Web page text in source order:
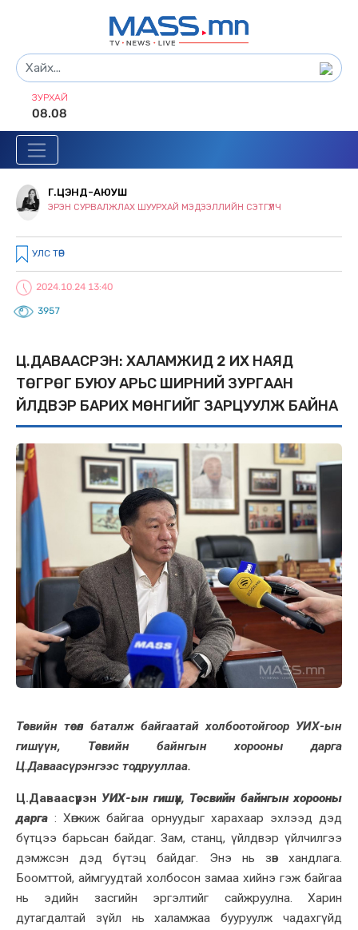
ЗУРХАЙ
08.08
Г.ЦЭНД-АЮУШ
ЭРЭН СУРВАЛЖЛАХ ШУУРХАЙ МЭДЭЭЛЛИЙН СЭТГҮҮЛЧ
УЛС ТӨР
2024.10.24 13:40
3957
Ц.ДАВААСҮРЭН: ХАЛАМЖИД 2 ИХ НАЯД
ТӨГРӨГ БУЮУ АРЬС ШИРНИЙ ЗУРГААН
ҮЙЛДВЭР БАРИХ МӨНГИЙГ ЗАРЦУУЛЖ БАЙНА
Төсвийн төсөл баталж байгаатай холбоотойгоор УИХ-ын
гишүүн, Төсвийн байнгын хорооны дарга
Ц.Даваасүрэнгээс тодрууллаа.
Ц.Даваасүрэн УИХ-ын гишүүн, Төсвийн байнгын хорооны
дарга : Хөгжиж байгаа орнуудыг харахаар эхлээд дэд
бүтцээ барьсан байдаг. Зам, станц, үйлдвэр үйлчилгээ
дэмжсэн дэд бүтэц байдаг. Энэ нь зөв хандлага.
Боомттой, аймгуудтай холбосон замаа хийнэ гэж байгаа
нь эдийн засгийн эргэлтийг сайжруулна. Харин
дутагдалтай зүйл нь халамжаа бууруулж чадахгүйд